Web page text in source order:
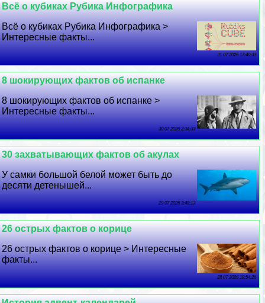
Всё о кубиках Рубика Инфографика
Всё о кубиках Рубика Инфографика >
Интересные факты...
31 07 2026 17:40:33
8 шокирующих фактов об испанке
8 шокирующих фактов об испанке >
Интересные факты...
30 07 2026 2:34:33
30 захватывающих фактов об акулах
У самки большой белой может быть до
десяти детенышей...
29 07 2026 3:48:13
26 острых фактов о корице
26 острых фактов о корице > Интересные
факты...
28 07 2026 18:54:26